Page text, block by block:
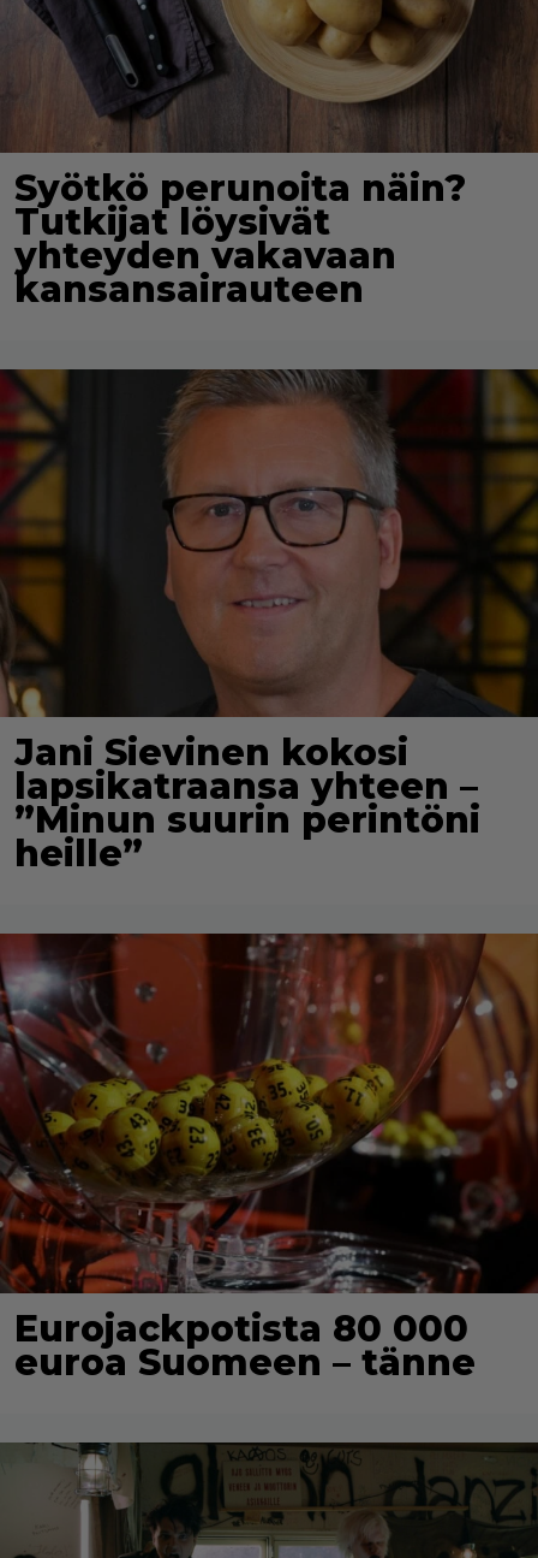
Syötkö perunoita näin?
Tutkijat löysivät
yhteyden vakavaan
kansansairauteen
Jani Sievinen kokosi
lapsikatraansa yhteen –
”Minun suurin perintöni
heille”
Eurojackpotista 80 000
euroa Suomeen – tänne